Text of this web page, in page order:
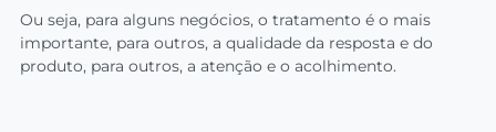
Ou seja, para alguns negócios, o tratamento é o mais
importante, para outros, a qualidade da resposta e do
produto, para outros, a atenção e o acolhimento.